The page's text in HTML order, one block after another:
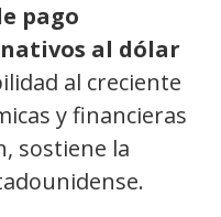
pago
al dólar
al creciente
y financieras
sostiene la